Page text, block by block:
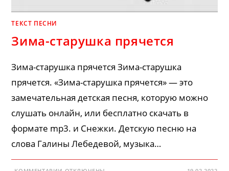
ТЕКСТ ПЕСНИ
Зима-старушка прячется
Зима-старушка прячется Зима-старушка
прячется. «Зима-старушка прячется» — это
замечательная детская песня, которую можно
слушать онлайн, или бесплатно скачать в
формате mp3. и Снежки. Детскую песню на
слова Галины Лебедевой, музыка…